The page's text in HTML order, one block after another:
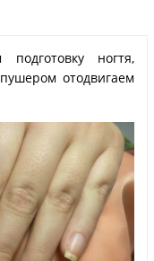
ногтя,
отодвигаем